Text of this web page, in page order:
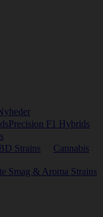
Precision F1 Hybrids
Strains
Cannabis
Smag & Aroma Strains